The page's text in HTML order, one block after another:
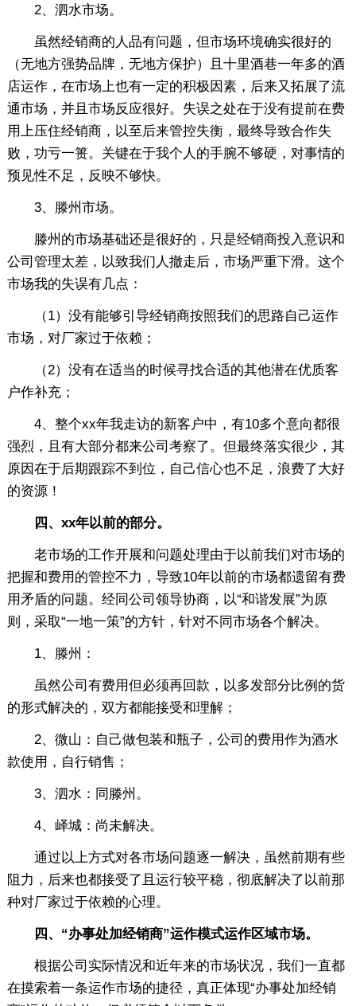
2、泗水市场。
虽然经销商的人品有问题，但市场环境确实很好的
（无地方强势品牌，无地方保护）且十里酒巷一年多的酒
店运作，在市场上也有一定的积极因素，后来又拓展了流
通市场，并且市场反应很好。失误之处在于没有提前在费
用上压住经销商，以至后来管控失衡，最终导致合作失
败，功亏一篑。关键在于我个人的手腕不够硬，对事情的
预见性不足，反映不够快。
3、滕州市场。
滕州的市场基础还是很好的，只是经销商投入意识和
公司管理太差，以致我们人撤走后，市场严重下滑。这个
市场我的失误有几点：
（1）没有能够引导经销商按照我们的思路自己运作
市场，对厂家过于依赖；
（2）没有在适当的时候寻找合适的其他潜在优质客
户作补充；
4、整个xx年我走访的新客户中，有10多个意向都很
强烈，且有大部分都来公司考察了。但最终落实很少，其
原因在于后期跟踪不到位，自己信心也不足，浪费了大好
的资源！
四、xx年以前的部分。
老市场的工作开展和问题处理由于以前我们对市场的
把握和费用的管控不力，导致10年以前的市场都遗留有费
用矛盾的问题。经同公司领导协商，以“和谐发展”为原
则，采取“一地一策”的方针，针对不同市场各个解决。
1、滕州：
虽然公司有费用但必须再回款，以多发部分比例的货
的形式解决的，双方都能接受和理解；
2、微山：自己做包装和瓶子，公司的费用作为酒水
款使用，自行销售；
3、泗水：同滕州。
4、峄城：尚未解决。
通过以上方式对各市场问题逐一解决，虽然前期有些
阻力，后来也都接受了且运行较平稳，彻底解决了以前那
种对厂家过于依赖的心理。
四、“办事处加经销商”运作模式运作区域市场。
根据公司实际情况和近年来的市场状况，我们一直都
在摸索着一条运作市场的捷径，真正体现“办事处加经销